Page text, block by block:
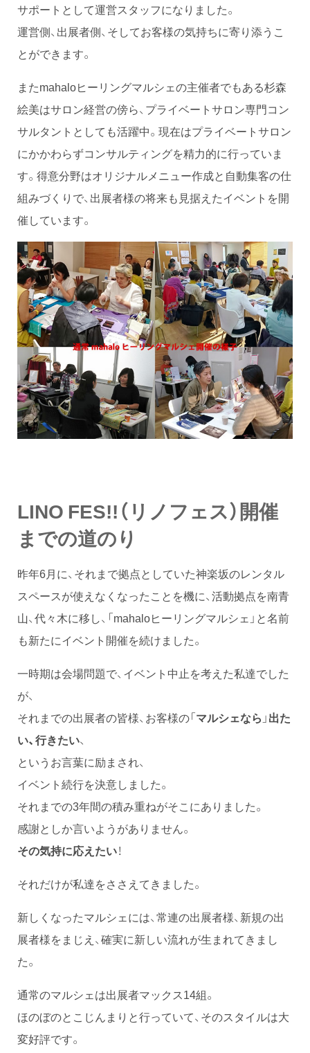
サポートとして運営スタッフになりました。
運営側、出展者側、そしてお客様の気持ちに寄り添うこ
とができます。
またmahaloヒーリングマルシェの主催者でもある杉森
絵美はサロン経営の傍ら、プライベートサロン専門コン
サルタントとしても活躍中。現在はプライベートサロン
にかかわらずコンサルティングを精力的に行っていま
す。得意分野はオリジナルメニュー作成と自動集客の仕
組みづくりで、出展者様の将来も見据えたイベントを開
催しています。
LINO FES!!（リノフェス）開催
までの道のり
昨年6月に、それまで拠点としていた神楽坂のレンタル
スペースが使えなくなったことを機に、活動拠点を南青
山、代々木に移し、「mahaloヒーリングマルシェ」と名前
も新たにイベント開催を続けました。
一時期は会場問題で、イベント中止を考えた私達でした
が、
それまでの出展者の皆様、お客様の「マルシェなら 」出た
い、行きたい、
というお言葉に励まされ、
イベント続行を決意しました。
それまでの3年間の積み重ねがそこにありました。
感謝としか言いようがありません。
その気持に応えたい！
それだけが私達をささえてきました。
新しくなったマルシェには、常連の出展者様、新規の出
展者様をまじえ、確実に新しい流れが生まれてきまし
た。
通常のマルシェは出展者マックス14組。
ほのぼのとこじんまりと行っていて、そのスタイルは大
変好評です。